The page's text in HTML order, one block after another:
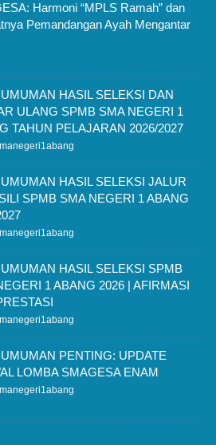
Harmoni “MPLS Ramah” dan
Pemandangan Ayah Mengantar
HASIL SELEKSI DAN
ULANG SPMB SMA NEGERI 1
TAHUN PELAJARAN 2026/2027
HASIL SELEKSI JALUR
SPMB SMA NEGERI 1 ABANG
HASIL SELEKSI SPMB
1 ABANG 2026 | AFIRMASI
PENTING: UPDATE
LOMBA SMAGESA ENAM